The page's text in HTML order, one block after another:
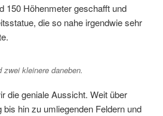
150 Höhenmeter geschafft und
die so nahe irgendwie sehr
kleinere daneben.
die geniale Aussicht. Weit über
hin zu umliegenden Feldern und